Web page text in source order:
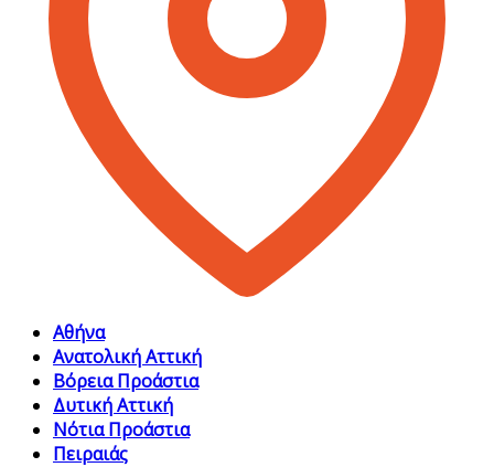
Αθήνα
Ανατολική Αττική
Βόρεια Προάστια
Δυτική Αττική
Νότια Προάστια
Πειραιάς